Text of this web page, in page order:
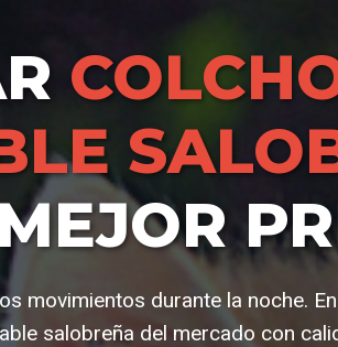
movimientos durante la noche.
salobreña del mercado con